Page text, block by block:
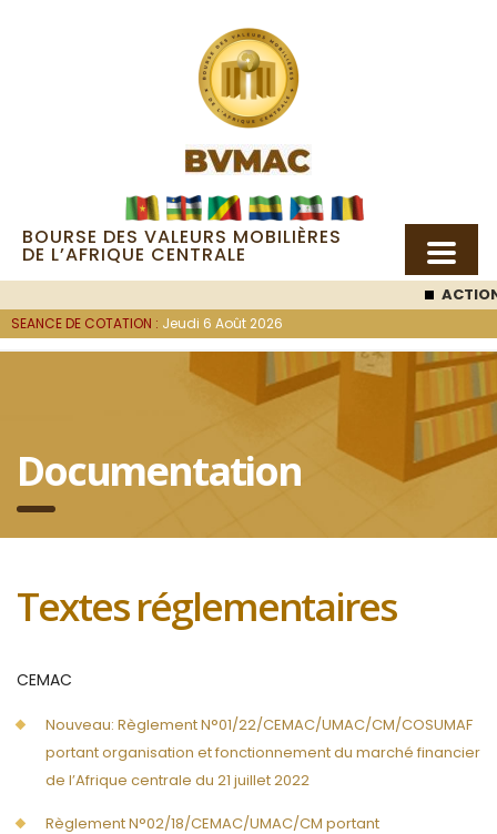
BOURSE DES VALEURS MOBILIÈRES
DE L’AFRIQUE CENTRALE
ACTION SEMC:
SEANCE DE COTATION : Jeudi 6 Août 2026
Documentation
Textes réglementaires
CEMAC
Nouveau: Règlement N°01/22/CEMAC/UMAC/CM/COSUMAF
portant organisation et fonctionnement du marché financier
de l’Afrique centrale du 21 juillet 2022
Règlement N°02/18/CEMAC/UMAC/CM portant